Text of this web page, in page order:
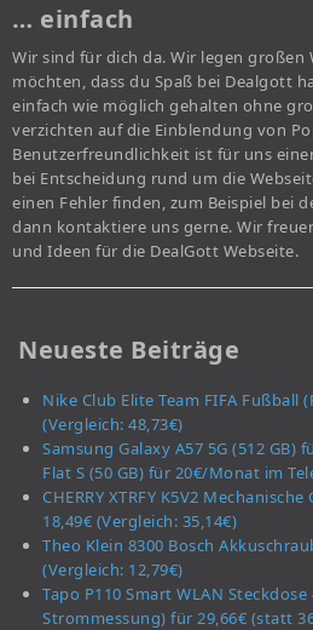
… einfach
Wir sind für dich da. Wir legen großen
möchten, dass du Spaß bei Dealgott
einfach wie möglich gehalten ohne
verzichten auf die Einblendung von
Benutzerfreundlichkeit ist für uns
bei Entscheidung rund um die
einen Fehler finden, zum Beispiel bei
dann kontaktiere uns gerne. Wir
und Ideen für die DealGott Webseite.
Neueste Beiträge
Nike Club Elite Team FIFA Fußball
(Vergleich: 48,73€)
Samsung Galaxy A57 5G (512 GB)
Flat S (50 GB) für 20€/Monat im
CHERRY XTRFY K5V2
18,49€ (Vergleich: 35,14€)
Theo Klein 8300 Bosch
(Vergleich: 12,79€)
Tapo P110 Smart WLAN
Strommessung) für 29,66€ (statt